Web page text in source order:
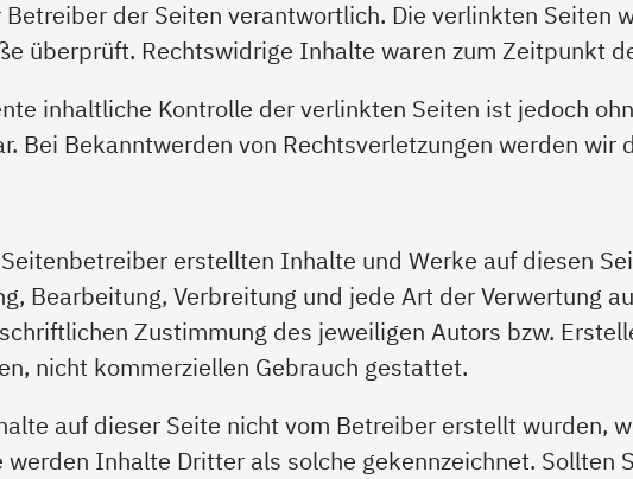
der Seiten verantwortlich. Die verlinkten Seiten
überprüft. Rechtswidrige Inhalte waren zum Zeitpunkt
inhaltliche Kontrolle der verlinkten Seiten ist jedoch
Bei Bekanntwerden von Rechtsverletzungen werden wir
erstellten Inhalte und Werke auf diesen
Bearbeitung, Verbreitung und jede Art der Verwertung
Zustimmung des jeweiligen Autors bzw.
nicht kommerziellen Gebrauch gestattet.
auf dieser Seite nicht vom Betreiber erstellt wurden,
Inhalte Dritter als solche gekennzeichnet. Sollten